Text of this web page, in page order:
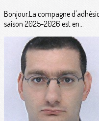
Bonjour,La compagne
saison 2025-2026 est en...